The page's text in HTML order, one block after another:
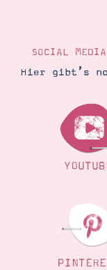
SOCIAL MEDIA
Hier gibt’s